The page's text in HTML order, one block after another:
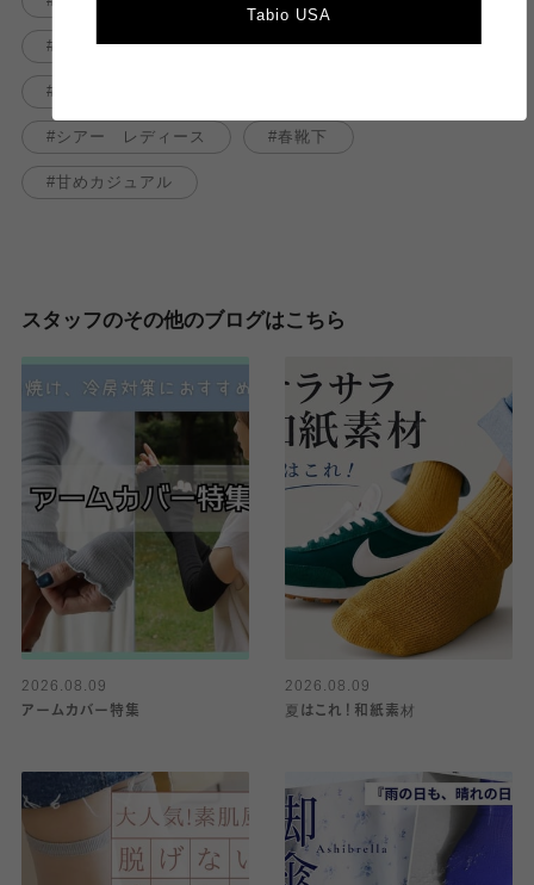
キラキラ シアーソックス シアー感
シアー レディース 春靴下
甘めカジュアル
スタッフのその他のブログはこちら
2026.08.09
アームカバー特集
2026.08.09
夏はこれ！和紙素材
Tabio USA